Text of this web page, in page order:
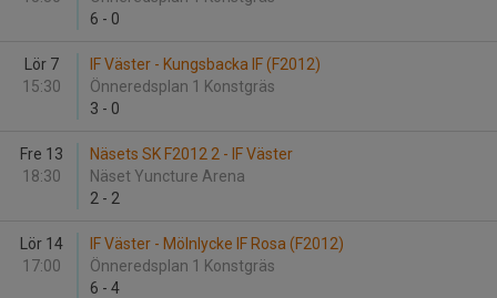
6 - 0
Lör 7
15:30
IF Väster - Kungsbacka IF (F2012)
Önneredsplan 1 Konstgräs
3 - 0
Fre 13
18:30
Näsets SK F2012 2 - IF Väster
Näset Yuncture Arena
2 - 2
Lör 14
17:00
IF Väster - Mölnlycke IF Rosa (F2012)
Önneredsplan 1 Konstgräs
6 - 4